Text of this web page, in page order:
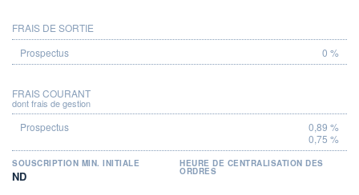
FRAIS DE SORTIE
0 %
FRAIS COURANT
dont frais de gestion
0,89 %
0,75 %
SOUSCRIPTION MIN. INITIALE
ND
HEURE DE CENTRALISATION DES
ORDRES